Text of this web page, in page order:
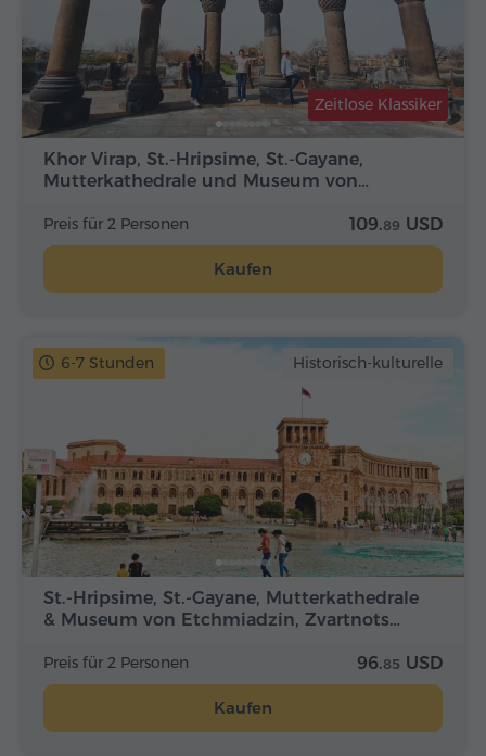
Khor Virap, St.-Hripsime, St.-Gayane,
Mutterkathedrale und Museum von…
Zeitlose Klassiker
Preis für 2 Personen 109.89 USD
Kaufen
6-7 Stunden Historisch-kulturelle
St.-Hripsime, St.-Gayane, Mutterkathedrale
& Museum von Etchmiadzin, Zvartnots…
Preis für 2 Personen 96.85 USD
Kaufen